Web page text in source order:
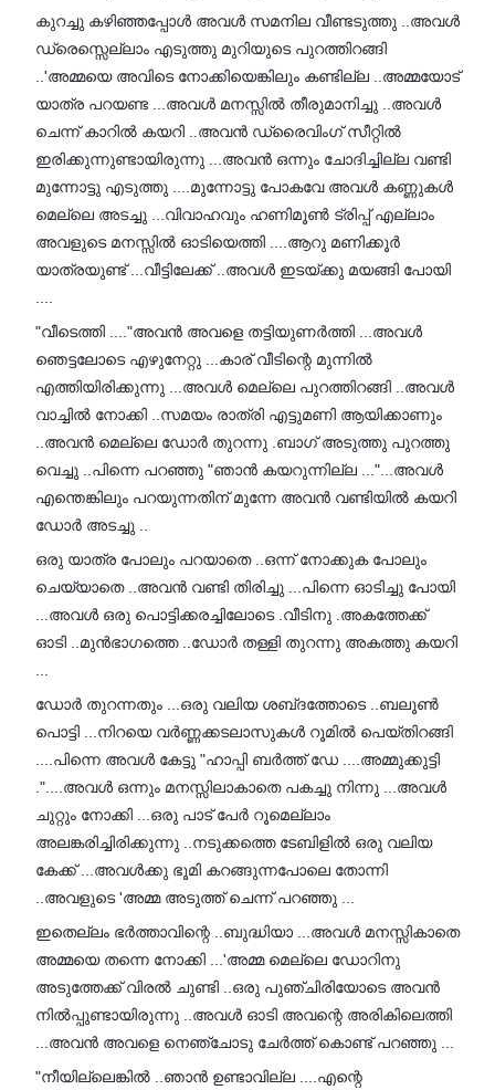
കുറച്ചു കഴിഞ്ഞപ്പോൾ അവൾ സമനില വീണ്ടടുത്തു ..അവൾ
ഡ്രെസ്സെല്ലാം എടുത്തു മുറിയുടെ പുറത്തിറങ്ങി
..'അമ്മയെ അവിടെ നോക്കിയെങ്കിലും കണ്ടില്ല ..അമ്മയോട്
യാത്ര പറയണ്ട ...അവൾ മനസ്സിൽ തീരുമാനിച്ചു ..അവൾ
ചെന്ന് കാറിൽ കയറി ..അവൻ ഡ്രൈവിംഗ് സീറ്റിൽ
ഇരിക്കുന്നുണ്ടായിരുന്നു ...അവൻ ഒന്നും ചോദിച്ചില്ല വണ്ടി
മുന്നോട്ടു എടുത്തു ....മുന്നോട്ടു പോകവേ അവൾ കണ്ണുകൾ
മെല്ലെ അടച്ചു ...വിവാഹവും ഹണിമൂൺ ട്രിപ്പ് എല്ലാം
അവളുടെ മനസ്സിൽ ഓടിയെത്തി ....ആറു മണിക്കൂർ
യാത്രയുണ്ട് ...വീട്ടിലേക്ക് ..അവൾ ഇടയ്ക്കു മയങ്ങി പോയി
"വീടെത്തി ...."അവൻ അവളെ തട്ടിയുണർത്തി ...അവൾ
ഞെട്ടലോടെ എഴുനേറ്റു ...കാര് വീടിന്റെ മുന്നിൽ
എത്തിയിരിക്കുന്നു ...അവൾ മെല്ലെ പുറത്തിറങ്ങി ..അവൾ
വാച്ചിൽ നോക്കി ..സമയം രാത്രി എട്ടുമണി ആയിക്കാണും
..അവൻ മെല്ലെ ഡോർ തുറന്നു .ബാഗ് അടുത്തു പുറത്തു
വെച്ചു ..പിന്നെ പറഞ്ഞു "ഞാൻ കയറുന്നില്ല ..."...അവൾ
എന്തെങ്കിലും പറയുന്നതിന് മുന്നേ അവൻ വണ്ടിയിൽ കയറി
ഡോർ അടച്ചു ..
ഒരു യാത്ര പോലും പറയാതെ ..ഒന്ന് നോക്കുക പോലും
ചെയ്യാതെ ..അവൻ വണ്ടി തിരിച്ചു ...പിന്നെ ഓടിച്ചു പോയി
...അവൾ ഒരു പൊട്ടിക്കരച്ചിലോടെ .വീടിനു .അകത്തേക്ക്
ഓടി ..മുൻഭാഗത്തെ ..ഡോർ തള്ളി തുറന്നു അകത്തു കയറി
ഡോർ തുറന്നതും ...ഒരു വലിയ ശബ്‌ദത്തോടെ ..ബലൂൺ
പൊട്ടി ...നിറയെ വർണ്ണക്കടലാസുകൾ റൂമിൽ പെയ്തിറങ്ങി
....പിന്നെ അവൾ കേട്ടു "ഹാപ്പി ബർത്ത് ഡേ ....അമ്മുക്കുട്ടി
."....അവൾ ഒന്നും മനസ്സിലാകാതെ പകച്ചു നിന്നു ...അവൾ
ചുറ്റും നോക്കി ...ഒരു പാട് പേർ റൂമെല്ലാം
അലങ്കരിച്ചിരിക്കുന്നു ..നടുക്കത്തെ ടേബിളിൽ ഒരു വലിയ
കേക്ക് ...അവൾക്കു ഭൂമി കറങ്ങുന്നപോലെ തോന്നി
..അവളുടെ 'അമ്മ അടുത്ത് ചെന്ന് പറഞ്ഞു ...
ഇതെല്ലം ഭർത്താവിന്റെ ..ബുദ്ധിയാ ...അവൾ മനസ്സികാതെ
അമ്മയെ തന്നെ നോക്കി ...'അമ്മ മെല്ലെ ഡോറിനു
അടുത്തേക്ക് വിരൽ ചുണ്ടി ..ഒരു പുഞ്ചിരിയോടെ അവൻ
നിൽപ്പുണ്ടായിരുന്നു ..അവൾ ഓടി അവന്റെ അരികിലെത്തി
...അവൻ അവളെ നെഞ്ചോടു ചേർത്ത് കൊണ്ട് പറഞ്ഞു ...
"നീയില്ലെങ്കിൽ ..ഞാൻ ഉണ്ടാവില്ല ....എന്റെ